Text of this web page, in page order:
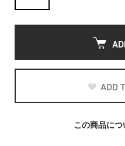
ADD
この商品に